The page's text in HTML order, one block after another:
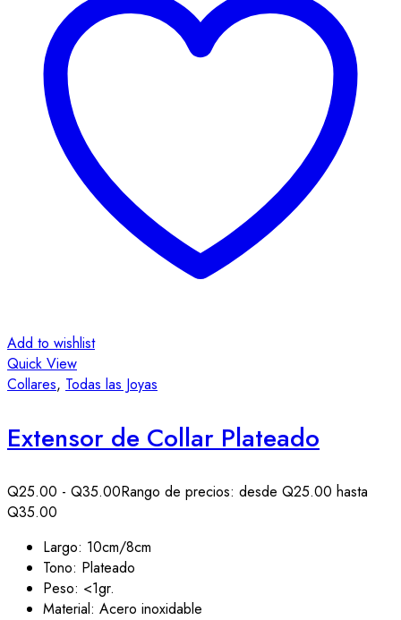
Add to wishlist
Quick View
Collares, Todas las Joyas
Extensor de Collar Plateado
Q25.00 - Q35.00Rango de precios: desde Q25.00 hasta
Q35.00
Largo: 10cm/8cm
Tono: Plateado
Peso: <1gr.
Material: Acero inoxidable